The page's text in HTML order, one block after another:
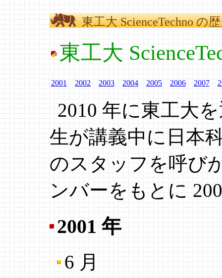
東工大 ScienceTechno の
東工大
2001 2002 2003 2004 2005 2006 2007
2010 年に東工大
生が講義中に日本
のスタッフを呼び
ンバーをもとに
2001 年
6 月